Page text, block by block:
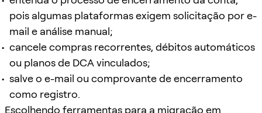
pois algumas plataformas exigem solicitação por e-
mail e análise manual;
cancele compras recorrentes, débitos automáticos
ou planos de DCA vinculados;
salve o e-mail ou comprovante de encerramento
como registro.
Escolhendo ferramentas para a migração em